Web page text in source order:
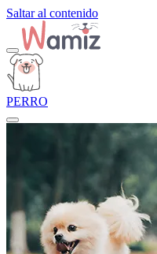
Saltar al contenido
PERRO